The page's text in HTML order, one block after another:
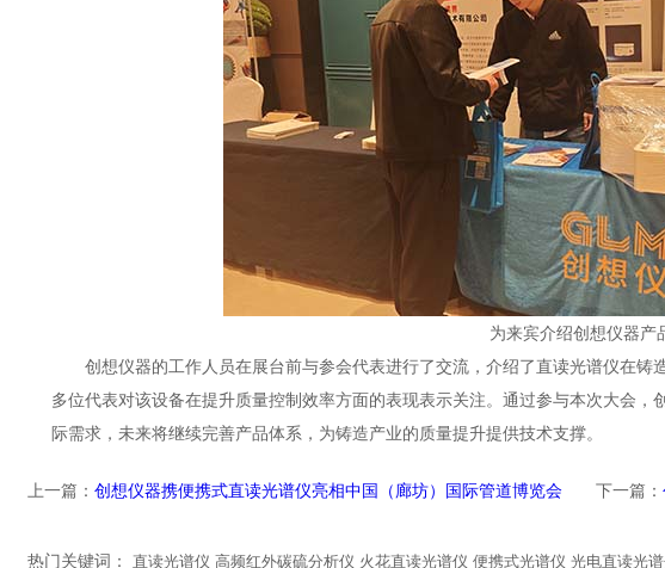
为来宾介绍创想仪器产
创想仪器的工作人员在展台前与参会代表进行了交流，介绍了直读光谱仪在
多位代表对该设备在提升质量控制效率方面的表现表示关注。通过参与本次大会
际需求，未来将继续完善产品体系，为铸造产业的质量提升提供技术支撑。
上一篇： 创想仪器携便携式直读光谱仪亮相中国（廊坊）国际管道博览会 下一篇：
热门关键词： 直读光谱仪 高频红外碳硫分析仪 火花直读光谱仪 便携式光谱仪 光电直读光